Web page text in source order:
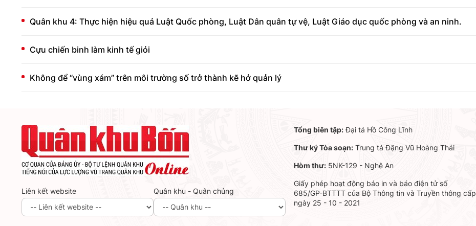
Quân khu 4: Thực hiện hiệu quả Luật Quốc phòng, Luật Dân quân tự vệ, Luật Giáo dục quốc phòng và an ninh.
Cựu chiến binh làm kinh tế giỏi
Không để “vùng xám” trên môi trường số trở thành kẽ hở quản lý
Liên kết website Quân khu - Quân chủng
Tổng biên tập:Đại tá Hồ Công Lĩnh
Thư ký Tòa soạn:Trung tá Đặng Vũ Hoàng Thái
Hòm thư:5NK-129 - Nghệ An
Giấy phép hoạt động báo in và báo điện tử số
685/GP-BTTTT của Bộ Thông tin và Truyền thông cấp
ngày 25 - 10 - 2021